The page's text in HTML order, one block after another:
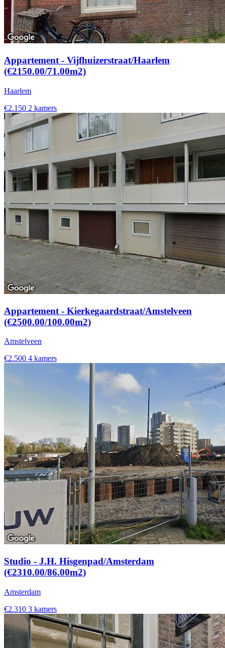
Appartement - Vijfhuizerstraat/Haarlem
(€2150.00/71.00m2)
Haarlem
€2.150 2 kamers
Appartement - Kierkegaardstraat/Amstelveen
(€2500.00/100.00m2)
Amstelveen
€2.500 4 kamers
Studio - J.H. Hisgenpad/Amsterdam
(€2310.00/86.00m2)
Amsterdam
€2.310 3 kamers